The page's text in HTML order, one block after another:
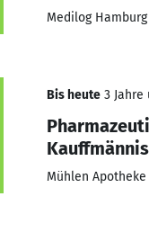
Medilog
Bis heute 3 Jahre
Mühlen Apotheke